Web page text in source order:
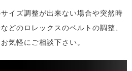
イズ調整が出来ない場合や突然時
どのロレックスのベルトの調整、
気軽にご相談下さい。